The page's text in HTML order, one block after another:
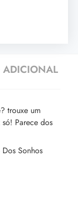
ADICIONAL
trouxe um
Parece dos
Sonhos